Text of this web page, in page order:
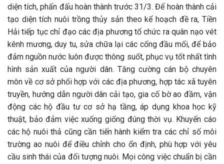
diện tích, phấn đấu hoàn thành trước 31/3. Để hoàn thành cải
tạo diện tích nuôi trồng thủy sản theo kế hoạch đề ra, Tiền
Hải tiếp tục chỉ đạo các địa phương tổ chức ra quân nạo vét
kênh mương, duy tu, sửa chữa lại các cống đầu mối, để bảo
đảm nguồn nước luôn được thông suốt, phục vụ tốt nhất tình
hình sản xuất của người dân. Tăng cường cán bộ chuyên
môn về cơ sở phối hợp với các địa phương, hợp tác xã tuyên
truyền, hướng dẫn người dân cải tạo, gia cố bờ ao đầm, vận
động các hộ đầu tư cơ sở hạ tầng, áp dụng khoa học kỹ
thuật, bảo đảm việc xuống giống đúng thời vụ. Khuyến cáo
các hộ nuôi thả cũng cần tiến hành kiểm tra các chỉ số môi
trường ao nuôi để điều chỉnh cho ổn định, phù hợp với yêu
cầu sinh thái của đối tượng nuôi. Mọi công việc chuẩn bị cần